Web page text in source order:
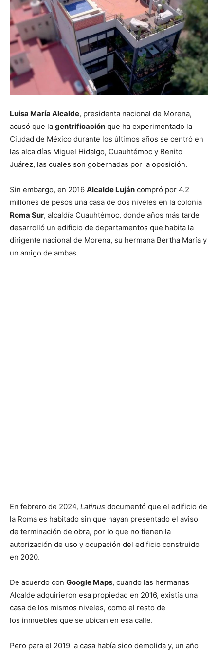
Luisa María Alcalde, presidenta nacional de Morena,
acusó que la gentrificación que ha experimentado la
Ciudad de México durante los últimos años se centró en
las alcaldías Miguel Hidalgo, Cuauhtémoc y Benito
Juárez, las cuales son gobernadas por la oposición.
Sin embargo, en 2016 Alcalde Luján compró por 4.2
millones de pesos una casa de dos niveles en la colonia
Roma Sur, alcaldía Cuauhtémoc, donde años más tarde
desarrolló un edificio de departamentos que habita la
dirigente nacional de Morena, su hermana Bertha María y
un amigo de ambas.
En febrero de 2024, Latinus documentó que el edificio de
la Roma es habitado sin que hayan presentado el aviso
de terminación de obra, por lo que no tienen la
autorización de uso y ocupación del edificio construido
en 2020.
De acuerdo con Google Maps, cuando las hermanas
Alcalde adquirieron esa propiedad en 2016, existía una
casa de los mismos niveles, como el resto de
los inmuebles que se ubican en esa calle.
Pero para el 2019 la casa había sido demolida y, un año